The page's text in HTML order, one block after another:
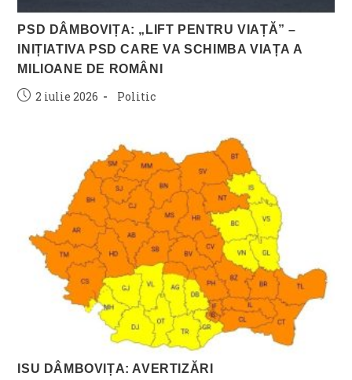
PSD DÂMBOVIȚA: „LIFT PENTRU VIAȚĂ” –
INIȚIATIVA PSD CARE VA SCHIMBA VIAȚA A
MILIOANE DE ROMÂNI
Post2 iulie 2026
Post
Politic
ISU DÂMBOVIȚA: AVERTIZĂRI